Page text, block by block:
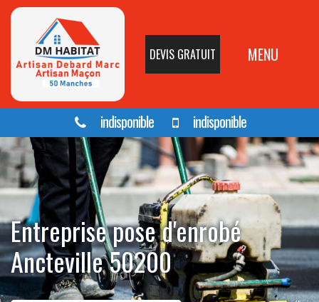
DEVIS GRATUIT MENU
indisponible indisponible
Entreprise pose d'enrobé
Ancteville 50200